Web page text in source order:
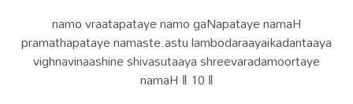
namo vraatapataye namo gaNapataye namaH
pramathapataye namaste.astu lambodaraayaikadantaaya
vighnavinaashine shivasutaaya shreevaradamoortaye
namaH ‖ 10 ‖